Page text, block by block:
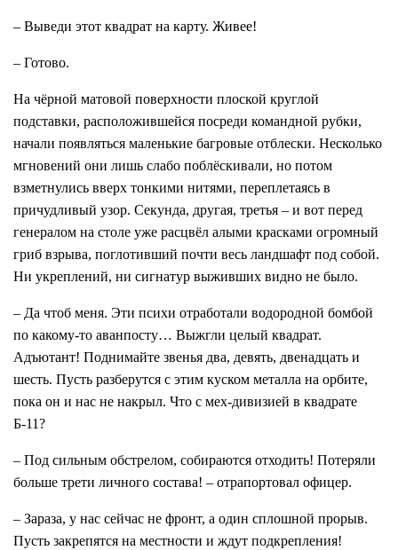
– Выведи этот квадрат на карту. Живее!
– Готово.
На чёрной матовой поверхности плоской круглой
подставки, расположившейся посреди командной рубки,
начали появляться маленькие багровые отблески. Несколько
мгновений они лишь слабо поблёскивали, но потом
взметнулись вверх тонкими нитями, переплетаясь в
причудливый узор. Секунда, другая, третья – и вот перед
генералом на столе уже расцвёл алыми красками огромный
гриб взрыва, поглотивший почти весь ландшафт под собой.
Ни укреплений, ни сигнатур выживших видно не было.
– Да чтоб меня. Эти психи отработали водородной бомбой
по какому-то аванпосту… Выжгли целый квадрат.
Адъютант! Поднимайте звенья два, девять, двенадцать и
шесть. Пусть разберутся с этим куском металла на орбите,
пока он и нас не накрыл. Что с мех-дивизией в квадрате
Б-11?
– Под сильным обстрелом, собираются отходить! Потеряли
больше трети личного состава! – отрапортовал офицер.
– Зараза, у нас сейчас не фронт, а один сплошной прорыв.
Пусть закрепятся на местности и ждут подкрепления!